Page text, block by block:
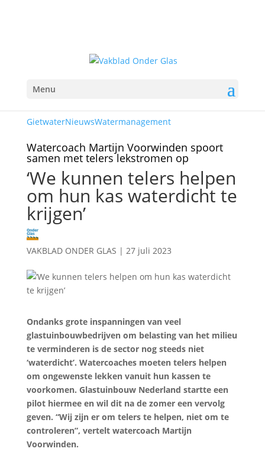
Menu
GietwaterNieuwsWatermanagement
Watercoach Martijn Voorwinden spoort
samen met telers lekstromen op
‘We kunnen telers helpen
om hun kas waterdicht te
krijgen’
VAKBLAD ONDER GLAS | 27 juli 2023
Ondanks grote inspanningen van veel
glastuinbouwbedrijven om belasting van het milieu
te verminderen is de sector nog steeds niet
‘waterdicht’. Watercoaches moeten telers helpen
om ongewenste lekken vanuit hun kassen te
voorkomen. Glastuinbouw Nederland startte een
pilot hiermee en wil dit na de zomer een vervolg
geven. “Wij zijn er om telers te helpen, niet om te
controleren”, vertelt watercoach Martijn
Voorwinden.